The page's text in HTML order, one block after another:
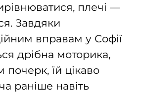
плечі —
Завдяки
вправам у Софії
дрібна моторика,
почерк, їй цікаво
раніше навіть